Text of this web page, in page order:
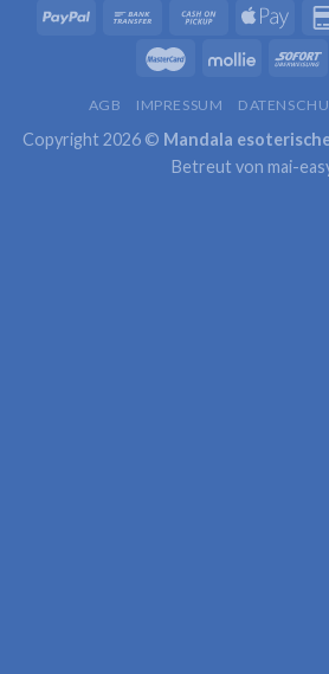
AGB IMPRESSUM
Copyright 2026 © Mandala
Betreut von mai-